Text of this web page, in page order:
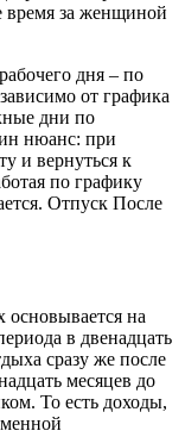
время за женщиной
дня – по
от графика
дни по
нюанс: при
и вернуться к
по графику
Отпуск После
на
в двенадцать
сразу же после
месяцев до
То есть доходы,